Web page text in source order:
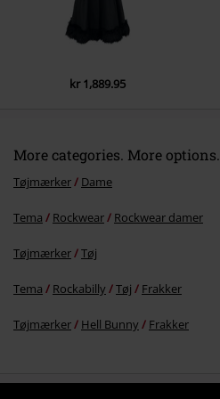
kr 1,889.95
More categories. More options.
Tøjmærker Dame
Tema Rockwear Rockwear damer
Tøjmærker Tøj
Tema Rockabilly Tøj Frakker
Tøjmærker Hell Bunny Frakker